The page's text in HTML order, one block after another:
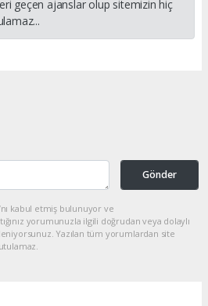
geçen ajanslar olup sitemizin hiç
Gönder
kabul etmiş bulunuyor ve
yorumunuzla ilgili doğrudan veya dolaylı
Yazılan tüm yorumlardan site